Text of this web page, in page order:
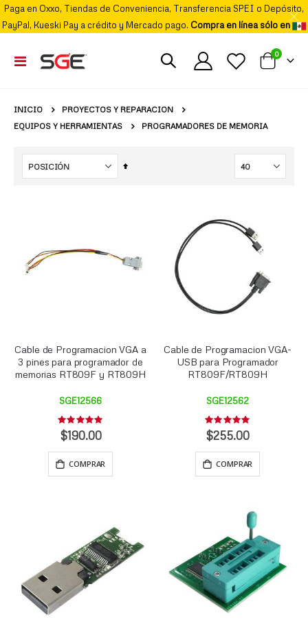
Paga en Oxxo, Tiendas de Conveniencia, Transferencia SPEI o Depósito,
PayPal, Kueski Pay a crédito y Mercado pago. Compra en línea sólo en
Cambiar
Nav
Mi carrito
0
INICIO
PROYECTOS Y REPARACION
EQUIPOS Y HERRAMIENTAS
PROGRAMADORES DE MEMORIA
Fijar
Cable de Programacion VGA a
3 pines para programador de
memorias RT809F y RT809H
SGE12566
Rating:
0%
$190.00
COMPRAR
Cable de Programacion VGA-
USB para Programador
RT809F/RT809H
SGE12562
Rating:
0%
$255.00
COMPRAR